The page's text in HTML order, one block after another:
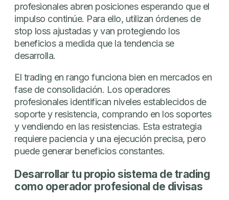
profesionales abren posiciones esperando que el
impulso continúe. Para ello, utilizan órdenes de
stop loss ajustadas y van protegiendo los
beneficios a medida que la tendencia se
desarrolla.
El trading en rango funciona bien en mercados en
fase de consolidación. Los operadores
profesionales identifican niveles establecidos de
soporte y resistencia, comprando en los soportes
y vendiendo en las resistencias. Esta estrategia
requiere paciencia y una ejecución precisa, pero
puede generar beneficios constantes.
Desarrollar tu propio sistema de trading
como operador profesional de divisas